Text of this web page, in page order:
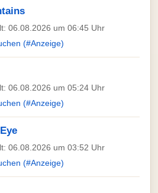
06.08.2026 um 06:45 Uhr
(#Anzeige)
06.08.2026 um 05:24 Uhr
(#Anzeige)
06.08.2026 um 03:52 Uhr
(#Anzeige)